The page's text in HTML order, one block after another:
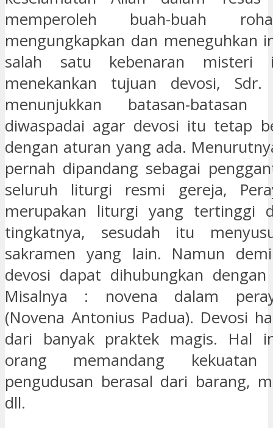
memperoleh buah-buah
mengungkapkan dan meneguhkan
salah satu kebenaran misteri
menekankan tujuan devosi,
menunjukkan batasan-
diwaspadai agar devosi itu tetap
dengan aturan yang ada.
pernah dipandang sebagai
seluruh liturgi resmi gereja,
merupakan liturgi yang tertinggi
tingkatnya, sesudah itu
sakramen yang lain. Namun
devosi dapat dihubungkan
Misalnya : novena dalam
(Novena Antonius Padua). Devosi
dari banyak praktek magis. Hal
orang memandang
pengudusan berasal dari barang,
dll.